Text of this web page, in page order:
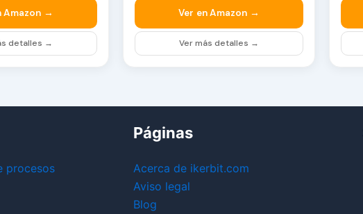
Amazon →
detalles →
Ver en Amazon →
Ver más detalles →
procesos
Páginas
Acerca de ikerbit.com
Aviso legal
Blog